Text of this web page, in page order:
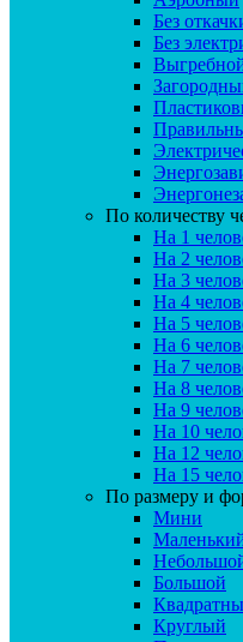
Без
Без
По количеству
На 1
На 2
На 3
На 4
На 5
На 6
На 7
На 8
На 9
На 10
На 12
На 15
По размеру и
Мини
Большой
Круглый